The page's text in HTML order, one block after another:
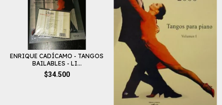
ENRIQUE CADÍCAMO - TANGOS
BAILABLES - LI...
$34.500